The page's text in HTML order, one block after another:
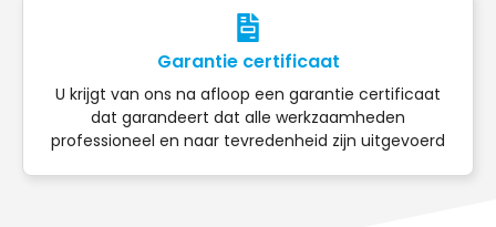
Garantie certificaat
U krijgt van ons na afloop een garantie certificaat
dat garandeert dat alle werkzaamheden
professioneel en naar tevredenheid zijn uitgevoerd